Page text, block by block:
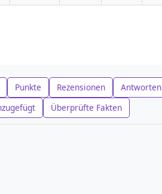
Punkte Rezensionen
Antworten
Überprüfte Fakten